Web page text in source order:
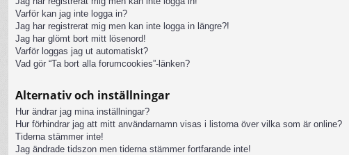
Varför kan jag inte logga in?
Jag har registrerat mig men kan inte logga in längre?!
Jag har glömt bort mitt lösenord!
Varför loggas jag ut automatiskt?
Vad gör “Ta bort alla forumcookies”-länken?
Alternativ och inställningar
Hur ändrar jag mina inställningar?
Hur förhindrar jag att mitt användarnamn visas i listorna över vilka som är online?
Tiderna stämmer inte!
Jag ändrade tidszon men tiderna stämmer fortfarande inte!